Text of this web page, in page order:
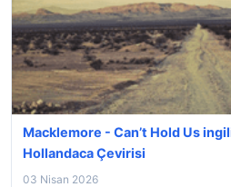
Macklemore - Can’t Hold Us
Hollandaca Çevirisi
03 Nisan 2026